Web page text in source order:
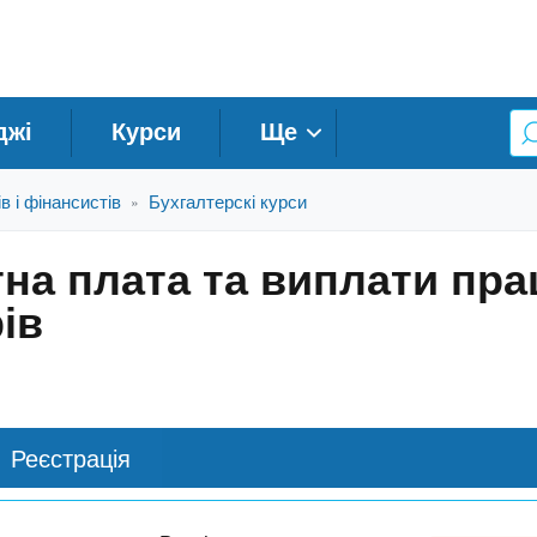
Курси Ще
і фінансистів » Бухгалтерскі курси
плата та виплати
Реєстрація